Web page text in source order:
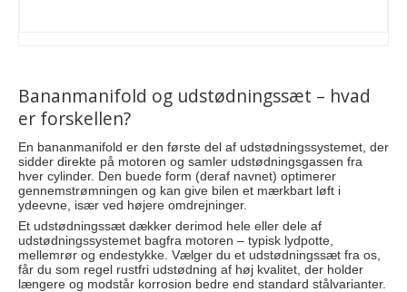
Bananmanifold og udstødningssæt – hvad
er forskellen?
En bananmanifold er den første del af udstødningssystemet, der
sidder direkte på motoren og samler udstødningsgassen fra
hver cylinder. Den buede form (deraf navnet) optimerer
gennemstrømningen og kan give bilen et mærkbart løft i
ydeevne, især ved højere omdrejninger.
Et udstødningssæt dækker derimod hele eller dele af
udstødningssystemet bagfra motoren – typisk lydpotte,
mellemrør og endestykke. Vælger du et udstødningssæt fra os,
får du som regel rustfri udstødning af høj kvalitet, der holder
længere og modstår korrosion bedre end standard stålvarianter.